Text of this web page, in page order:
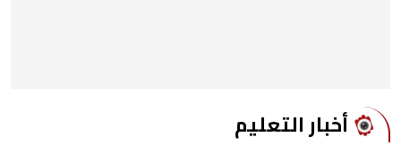
أخبار التعليم